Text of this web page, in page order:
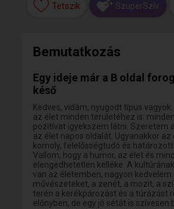
Tetszik SzuperSzív
Bemutatkozás
Egy ideje már a B oldal
késő
Kedves, vidám, nyugodt típus
az élet minden területéhez is:
pozitívat igyekszem látni. Szeretem
az élet napos oldalát. Ugyanakkor az
komoly, felelősségtudó és határozott
Vallom, hogy a humor, az élet és
elengedhetetlen kelléke. A
van az életemben, nagyon kedvelem
művészeteket, a zenét, a mozit, a
terén a kerékpározást és a túrázást
előnyben, de egy jó sétát is szívesen